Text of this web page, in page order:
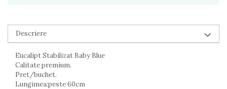
Descriere
Eucalipt Stabilizat Baby Blue
Calitate premium.
Pret/buchet.
Lungimea:peste 60cm